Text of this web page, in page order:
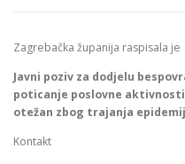
Zagrebačka županija raspisala je
Javni poziv za dodjelu
poticanje poslovne
otežan zbog trajanja
Kontakt